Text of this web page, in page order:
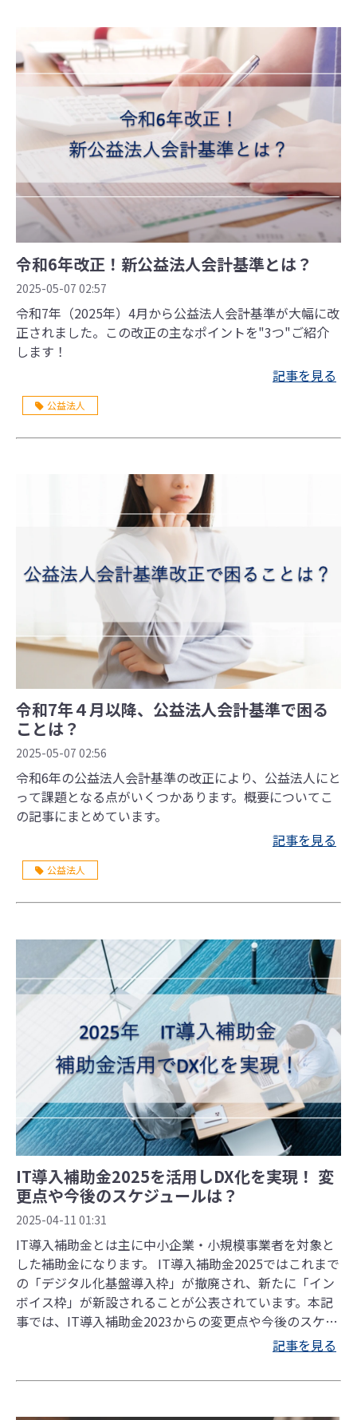
令和6年改正！新公益法人会計基準とは？
2025-05-07 02:57
令和7年（2025年）4月から公益法人会計基準が大幅に改
正されました。この改正の主なポイントを"3つ"ご紹介
します！
記事を見る
公益法人
令和7年４月以降、公益法人会計基準で困る
ことは？
2025-05-07 02:56
令和6年の公益法人会計基準の改正により、公益法人にと
って課題となる点がいくつかあります。概要についてこ
の記事にまとめています。
記事を見る
公益法人
IT導入補助金2025を活用しDX化を実現！ 変
更点や今後のスケジュールは？
2025-04-11 01:31
IT導入補助金とは主に中小企業・小規模事業者を対象と
した補助金になります。 IT導入補助金2025ではこれまで
の「デジタル化基盤導入枠」が撤廃され、新たに「イン
ボイス枠」が新設されることが公表されています。本記
事では、IT導入補助金2023からの変更点や今後のスケジ
記事を見る